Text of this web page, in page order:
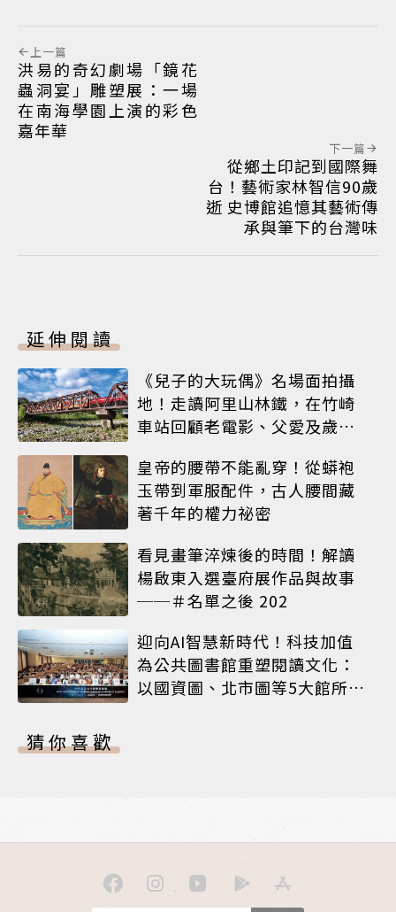
上一篇
洪易的奇幻劇場「鏡花
蟲洞宴」雕塑展：一場
在南海學園上演的彩色
嘉年華
下一篇
從鄉土印記到國際舞
台！藝術家林智信90歲
逝 史博館追憶其藝術傳
承與筆下的台灣味
延伸閱讀
《兒子的大玩偶》名場面拍攝
地！走讀阿里山林鐵，在竹崎
車站回顧老電影、父愛及歲月
皇帝的腰帶不能亂穿！從蟒袍
玉帶到軍服配件，古人腰間藏
著千年的權力祕密
看見畫筆淬煉後的時間！解讀
楊啟東入選臺府展作品與故事
──＃名單之後 202
迎向AI智慧新時代！科技加值
為公共圖書館重塑閱讀文化：
以國資圖、北市圖等5大館所為
猜你喜歡